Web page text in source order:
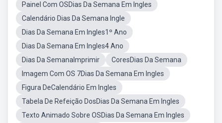
Painel Com OSDias Da Semana Em Ingles
Calendário Dias Da Semana Ingle
Dias Da Semana Em Ingles1º Ano
Dias Da Semana Em Ingles4 Ano
Dias Da SemanaImprimir
CoresDias Da Semana
Imagem Com OS 7Dias Da Semana Em Ingles
Figura DeCalendário Em Ingles
Tabela De Refeição DosDias Da Semana Em Ingles
Texto Animado Sobre OSDias Da Semana Em Ingles